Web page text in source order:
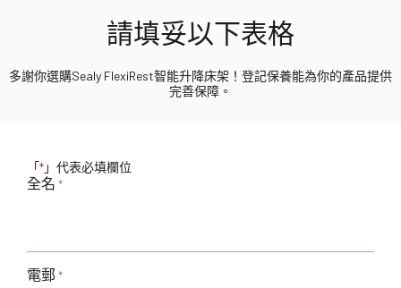
請填妥以下表格
多謝你選購Sealy FlexiRest智能升降床架！登記保養能為你的產品提供
完善保障。
「*」代表必填欄位
全名 *
電郵 *